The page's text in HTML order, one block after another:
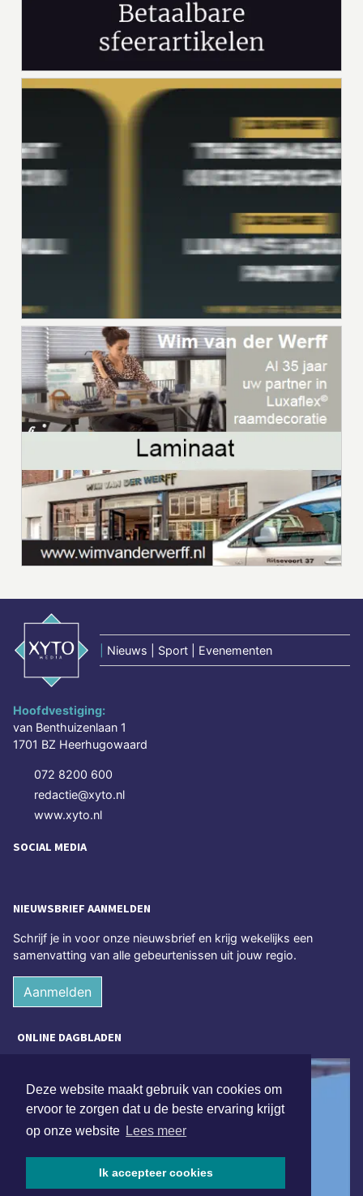
Deze website maakt gebruik van cookies om
ervoor te zorgen dat u de beste ervaring krijgt
op onze website Lees meer
Ik accepteer cookies
Nieuws | Sport | Evenementen
Hoofdvestiging:
van Benthuizenlaan 1
1701 BZ Heerhugowaard
072 8200 600
redactie@xyto.nl
www.xyto.nl
SOCIAL MEDIA
NIEUWSBRIEF AANMELDEN
Schrijf je in voor onze nieuwsbrief en krijg wekelijks een
samenvatting van alle gebeurtenissen uit jouw regio.
Aanmelden
ONLINE DAGBLADEN